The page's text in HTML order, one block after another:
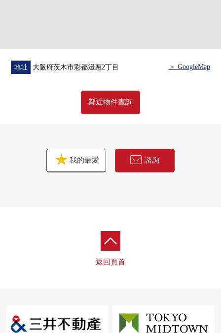
地址 大阪府茨木市彩都淺蔥2丁目 ＞ GoogleMap
鄰近物件查詢
我的最愛 諮詢
返回頁首